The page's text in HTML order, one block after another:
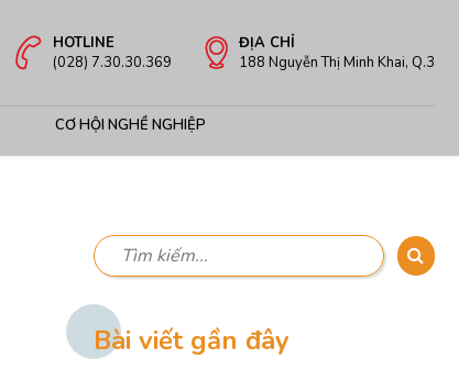
HOTLINE
(028) 7.30.30.369
ĐỊA CHỈ
188 Nguyễn Thị Minh Khai, Q.3
CƠ HỘI NGHỀ NGHIỆP
Bài viết gần đây